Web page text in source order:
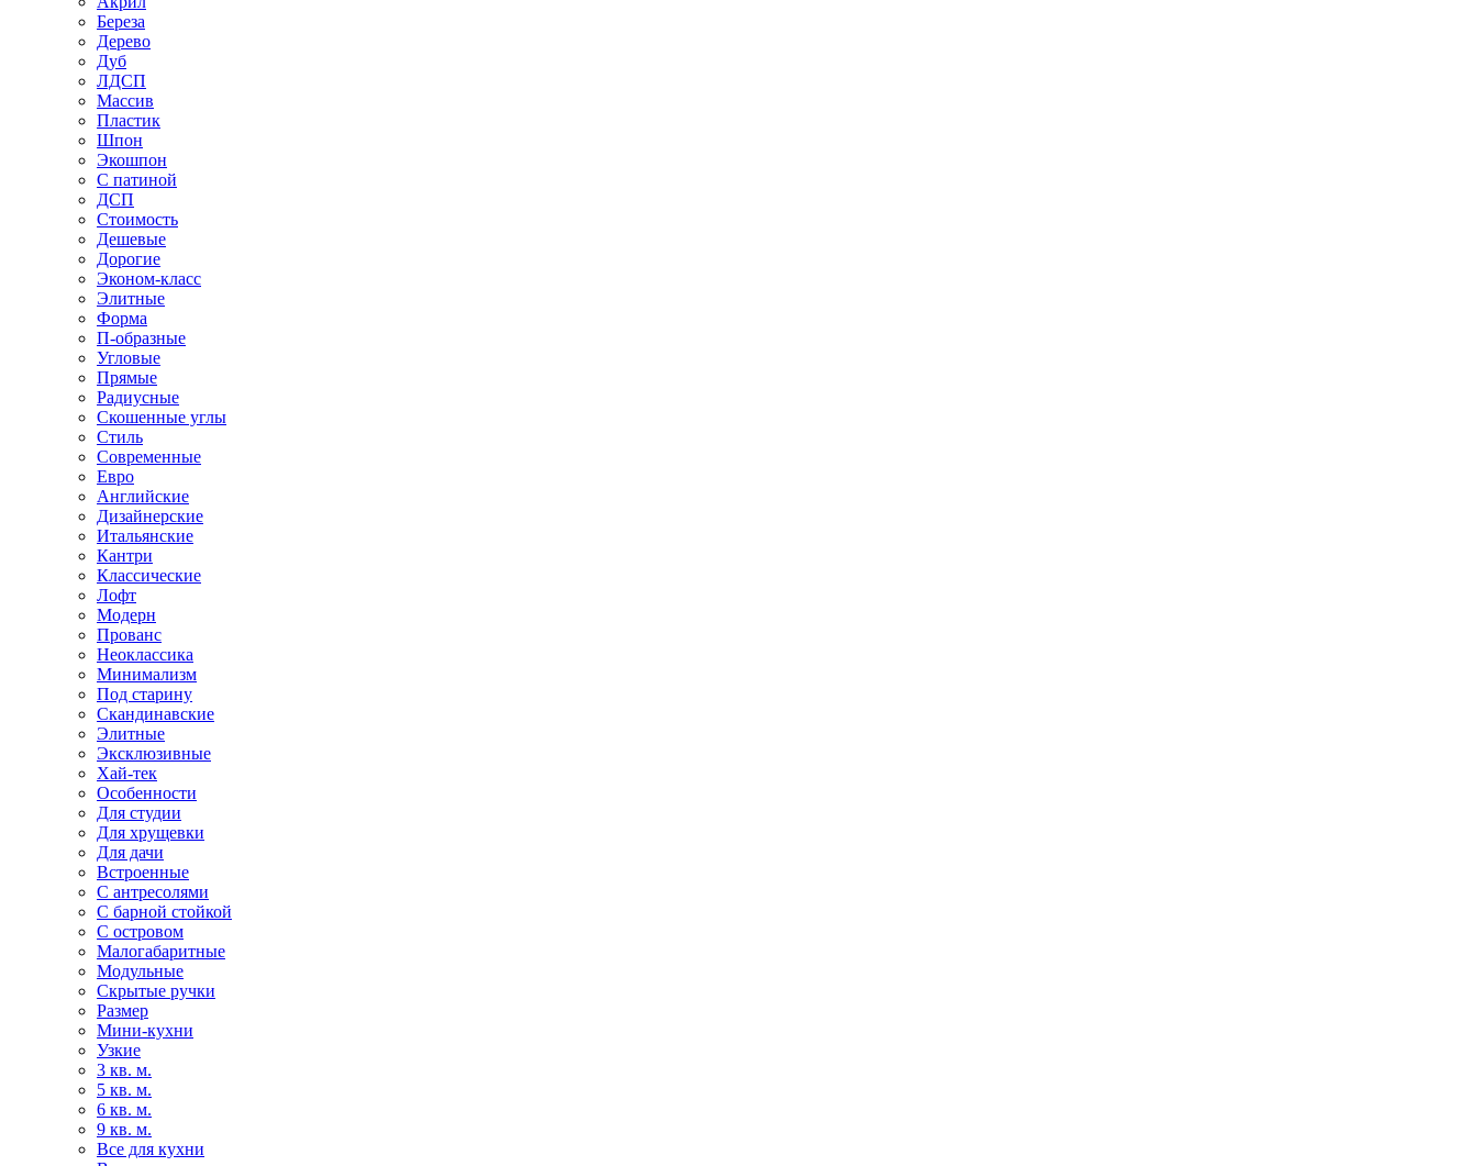
Береза
Дерево
Дуб
ЛДСП
Массив
Пластик
Шпон
Экошпон
С патиной
ДСП
Стоимость
Дешевые
Дорогие
Эконом-класс
Элитные
Форма
П-образные
Угловые
Прямые
Радиусные
Скошенные углы
Стиль
Современные
Евро
Английские
Дизайнерские
Итальянские
Кантри
Классические
Лофт
Модерн
Прованс
Неоклассика
Минимализм
Под старину
Скандинавские
Элитные
Эксклюзивные
Хай-тек
Особенности
Для студии
Для хрущевки
Для дачи
Встроенные
С антресолями
С барной стойкой
С островом
Малогабаритные
Модульные
Скрытые ручки
Размер
Мини-кухни
Узкие
3 кв. м.
5 кв. м.
6 кв. м.
9 кв. м.
Все для кухни